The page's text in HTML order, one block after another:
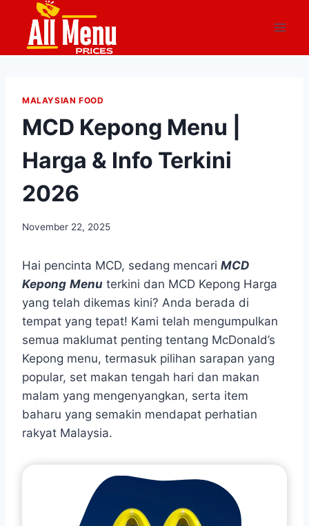
content
MALAYSIAN FOOD
MCD Kepong Menu |
Harga & Info Terkini
2026
November 22, 2025
Hai pencinta MCD, sedang mencari MCD
Kepong Menu terkini dan MCD Kepong Harga
yang telah dikemas kini? Anda berada di
tempat yang tepat! Kami telah mengumpulkan
semua maklumat penting tentang McDonald’s
Kepong menu, termasuk pilihan sarapan yang
popular, set makan tengah hari dan makan
malam yang mengenyangkan, serta item
baharu yang semakin mendapat perhatian
rakyat Malaysia.